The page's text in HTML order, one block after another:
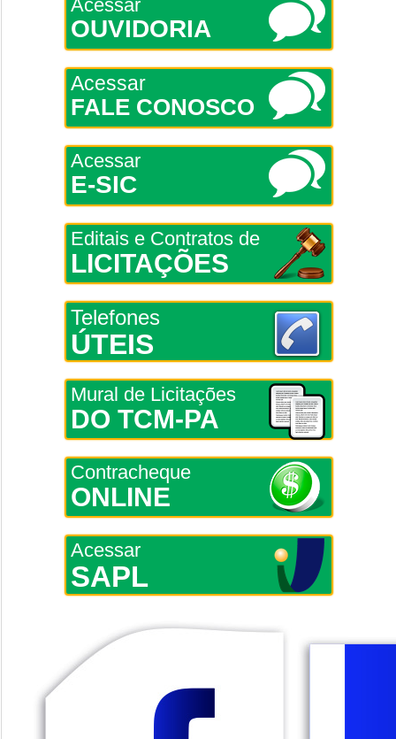
Acessar
OUVIDORIA
Acessar
FALE CONOSCO
Acessar
E-SIC
Editais e Contratos de
LICITAÇÕES
Telefones
ÚTEIS
Mural de Licitações
DO TCM-PA
Contracheque
ONLINE
Acessar
SAPL